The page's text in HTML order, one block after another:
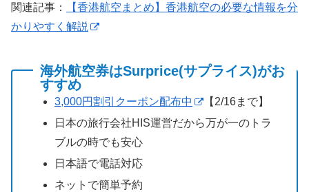
関連記事：
【香港航空まとめ】香港航空の必要な情報を分
かりやすく解説
海外航空券はSurprice(サプライス)がお
すすめ
3,000円割引クーポン配布中
【2/16まで】
日本の旅行会社HIS運営だから万が一のトラ
ブルの時でも安心
日本語で電話対応
ネットで簡単予約